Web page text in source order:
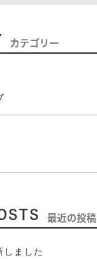
カテゴリー
最近の投稿
しました